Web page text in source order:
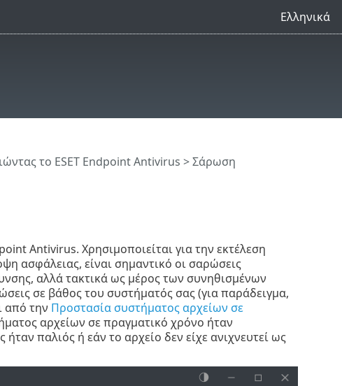
Ελληνικά
το ESET Endpoint Antivirus > Σάρωση
Antivirus. Χρησιμοποιείται για την εκτέλεση
ασφάλειας, είναι σημαντικό οι σαρώσεις
αλλά τακτικά ως μέρος των συνηθισμένων
σε βάθος του συστήματός σας (για παράδειγμα,
από την Προστασία συστήματος αρχείων σε
αρχείων σε πραγματικό χρόνο ήταν
παλιός ή εάν το αρχείο δεν είχε ανιχνευτεί ως